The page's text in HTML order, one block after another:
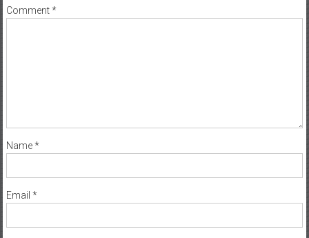
Comment*
Name*
Email *